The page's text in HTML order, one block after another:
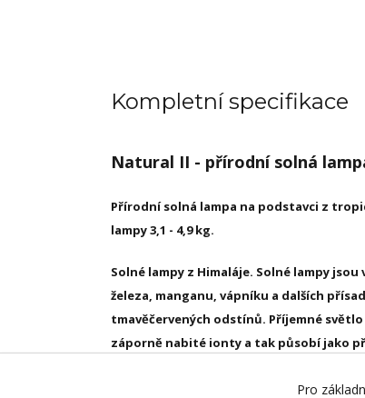
Kompletní specifikace
Natural II - přírodní solná
Přírodní solná lampa na podstavci z
lampy 3,1 - 4,9 kg.
Solné lampy z Himaláje. Solné lampy
železa, manganu, vápníku a dalších
tmavěčervených odstínů. Příjemné
záporně nabité ionty a tak působí jako
Feng-Shui pro všechny pracovní,
Pro